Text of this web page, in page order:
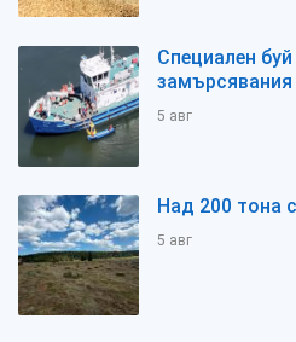
Специален
5 авг
Над 200 тона
5 авг